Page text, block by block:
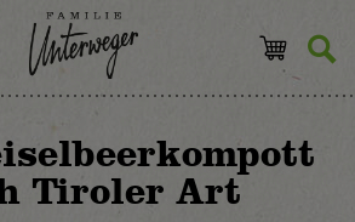
Tiroler Art